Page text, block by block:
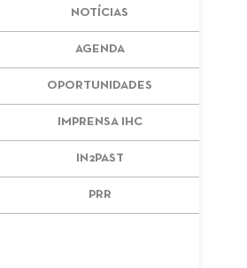
NOTÍCIAS
AGENDA
OPORTUNIDADES
IMPRENSA IHC
IN2PAST
PRR